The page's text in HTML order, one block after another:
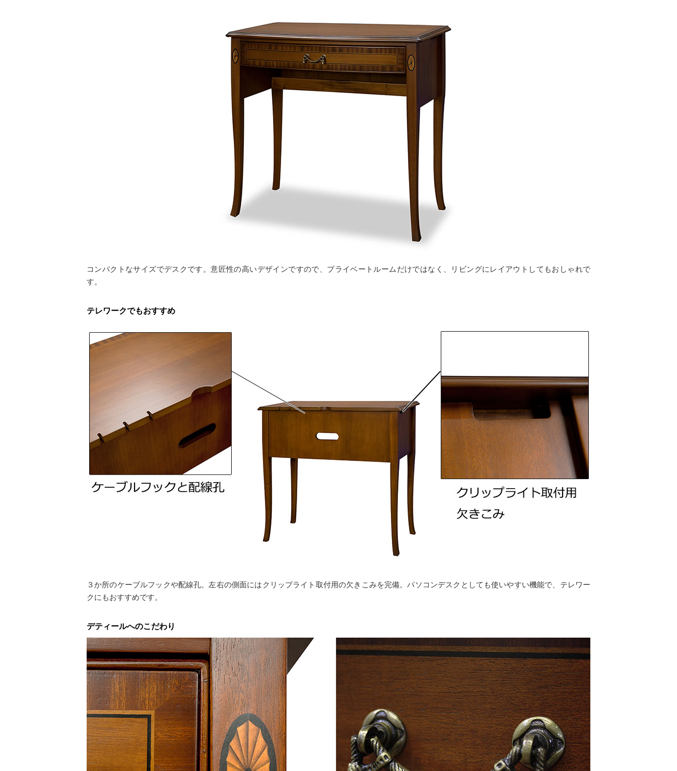
コンパクトなサイズでデスクです。意匠性の高いデザインですので、プライベートルームだけではなく、リビングにレイアウトしてもおしゃれで
す。
テレワークでもおすすめ
３か所のケーブルフックや配線孔。左右の側面にはクリップライト取付用の欠きこみを完備。パソコンデスクとしても使いやすい機能で、テレワー
クにもおすすめです。
デティールへのこだわり